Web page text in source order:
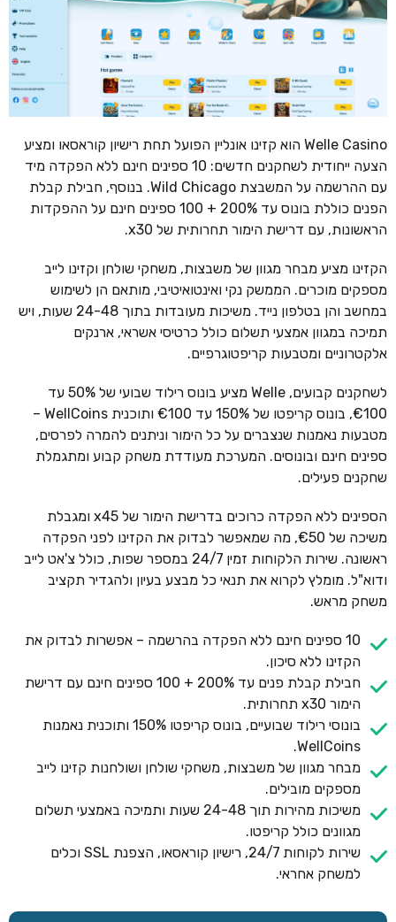
Welle Casino הוא קזינו אונליין הפועל תחת רישיון קוראסאו ומציע
הצעה ייחודית לשחקנים חדשים: 10 ספינים חינם ללא הפקדה מיד
עם ההרשמה על המשבצת Wild Chicago. בנוסף, חבילת קבלת
הפנים כוללת בונוס עד 200% + 100 ספינים חינם על ההפקדות
הראשונות, עם דרישת הימור תחרותית של x30.
הקזינו מציע מבחר מגוון של משבצות, משחקי שולחן וקזינו לייב
מספקים מוכרים. הממשק נקי ואינטואיטיבי, מותאם הן לשימוש
במחשב והן בטלפון נייד. משיכות מעובדות בתוך 24-48 שעות, ויש
תמיכה במגוון אמצעי תשלום כולל כרטיסי אשראי, ארנקים
אלקטרוניים ומטבעות קריפטוגרפיים.
לשחקנים קבועים, Welle מציע בונוס רילוד שבועי של 50% עד
€100, בונוס קריפטו של 150% עד €100 ותוכנית WellCoins –
מטבעות נאמנות שנצברים על כל הימור וניתנים להמרה לפרסים,
ספינים חינם ובונוסים. המערכת מעודדת משחק קבוע ומתגמלת
שחקנים פעילים.
הספינים ללא הפקדה כרוכים בדרישת הימור של x45 ומגבלת
משיכה של €50, מה שמאפשר לבדוק את הקזינו לפני הפקדה
ראשונה. שירות הלקוחות זמין 24/7 במספר שפות, כולל צ'אט לייב
ודוא"ל. מומלץ לקרוא את תנאי כל מבצע בעיון ולהגדיר תקציב
משחק מראש.
10 ספינים חינם ללא הפקדה בהרשמה – אפשרות לבדוק את
הקזינו ללא סיכון.
חבילת קבלת פנים עד 200% + 100 ספינים חינם עם דרישת
הימור x30 תחרותית.
בונוסי רילוד שבועיים, בונוס קריפטו 150% ותוכנית נאמנות
WellCoins.
מבחר מגוון של משבצות, משחקי שולחן ושולחנות קזינו לייב
מספקים מובילים.
משיכות מהירות תוך 24-48 שעות ותמיכה באמצעי תשלום
מגוונים כולל קריפטו.
שירות לקוחות 24/7, רישיון קוראסאו, הצפנת SSL וכלים
למשחק אחראי.